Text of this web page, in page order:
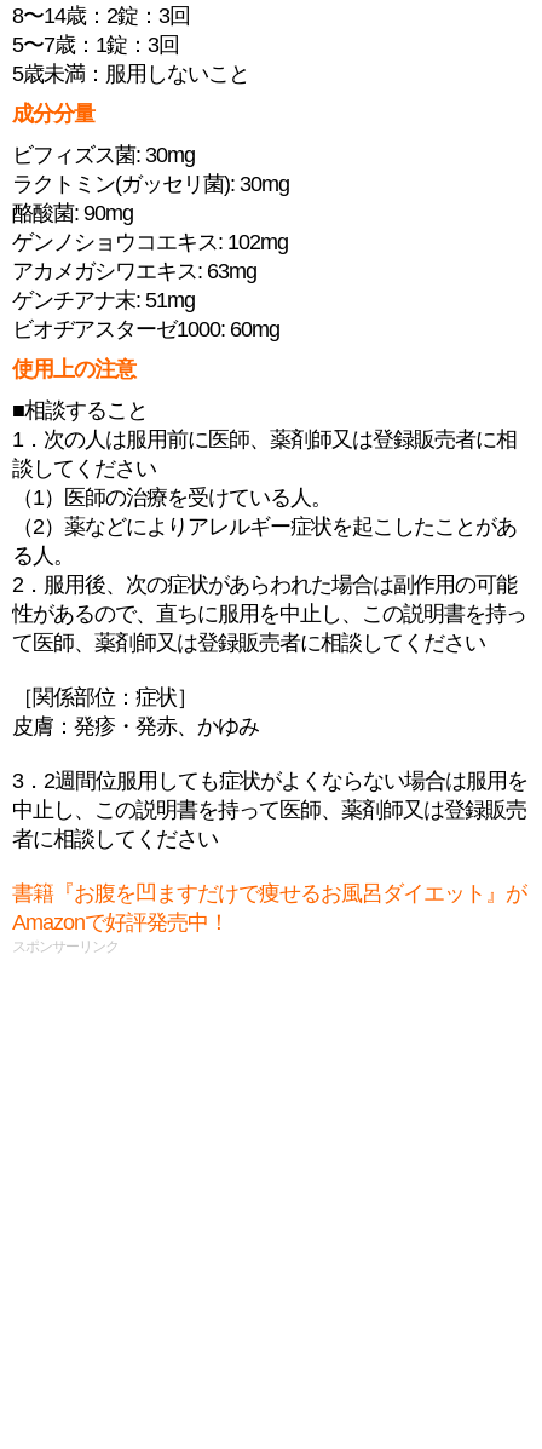
8〜14歳：2錠：3回
5〜7歳：1錠：3回
5歳未満：服用しないこと
成分分量
ビフィズス菌: 30mg
ラクトミン(ガッセリ菌): 30mg
酪酸菌: 90mg
ゲンノショウコエキス: 102mg
アカメガシワエキス: 63mg
ゲンチアナ末: 51mg
ビオヂアスターゼ1000: 60mg
使用上の注意
■相談すること
1．次の人は服用前に医師、薬剤師又は登録販売者に相
談してください
（1）医師の治療を受けている人。
（2）薬などによりアレルギー症状を起こしたことがあ
る人。
2．服用後、次の症状があらわれた場合は副作用の可能
性があるので、直ちに服用を中止し、この説明書を持っ
て医師、薬剤師又は登録販売者に相談してください
［関係部位：症状］
皮膚：発疹・発赤、かゆみ
3．2週間位服用しても症状がよくならない場合は服用を
中止し、この説明書を持って医師、薬剤師又は登録販売
者に相談してください
書籍『お腹を凹ますだけで痩せるお風呂ダイエット』が
Amazonで好評発売中！
スポンサーリンク